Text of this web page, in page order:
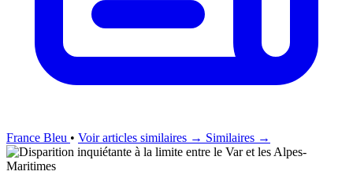
France Bleu • Voir articles similaires → Similaires →